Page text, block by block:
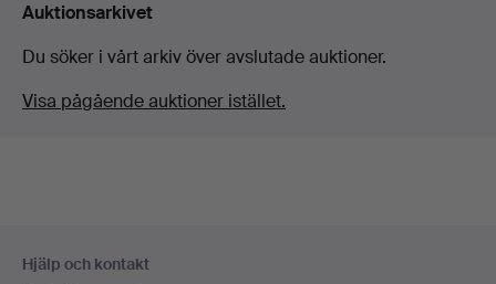
Auktionsarkivet
Du söker i vårt arkiv över avslutade auktioner.
Visa pågående auktioner istället.
Hjälp och kontakt